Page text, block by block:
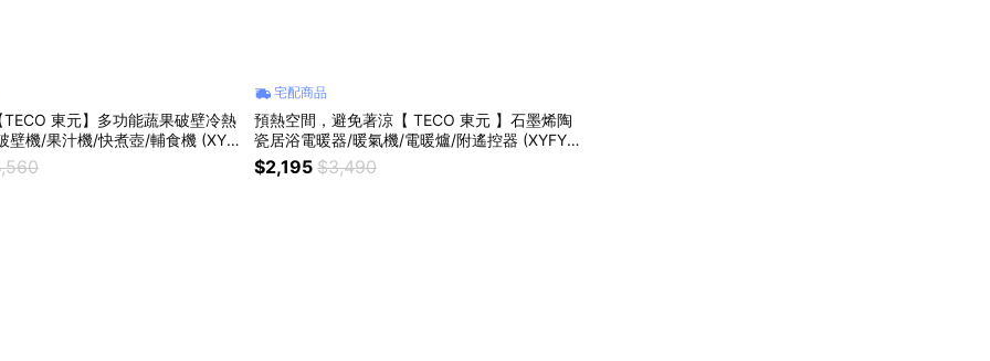
東元】多功能蔬果破壁冷熱
壁機/果汁機/快煮壺/輔食機 (XYF
/獅子座生日//生日禮物/冷熱兩
穀豆漿/健康飲品/父親節/情人節
宅配商品
預熱空間，避免著涼【 TECO 東元 】石墨烯陶
瓷居浴電暖器/暖氣機/電暖爐/附遙控器 (XYFYN
3007CBW) 入厝禮物/暖冬必備/暖房神氣/暖心
禮/孝親禮物/暖冬首選/浴室必備/送長輩
$2,195 $3,490